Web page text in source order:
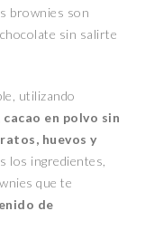
brownies son
sin salirte
utilizando
en polvo sin
huevos y
los ingredientes,
que te
de